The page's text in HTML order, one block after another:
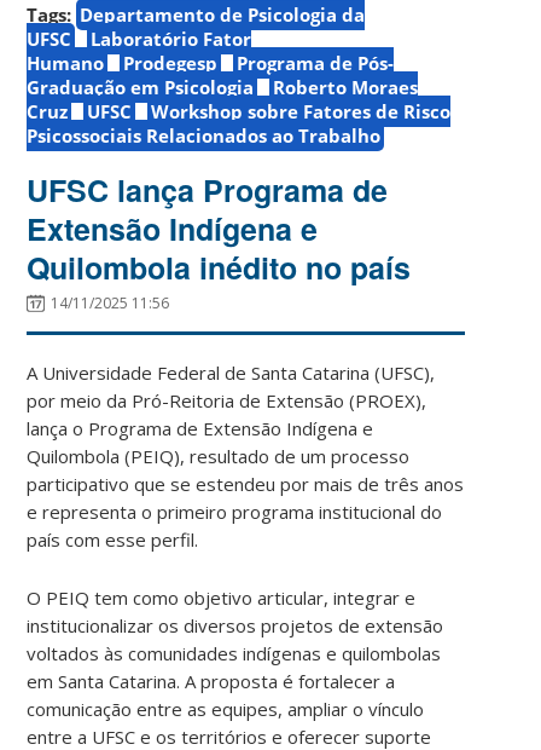
Tags: Departamento de Psicologia da
UFSC
Laboratório Fator
Humano
Prodegesp
Programa de Pós-
Graduação em Psicologia
Roberto Moraes
Cruz
UFSC
Workshop sobre Fatores de Risco
Psicossociais Relacionados ao Trabalho
UFSC lança Programa de
Extensão Indígena e
Quilombola inédito no país
14/11/2025 11:56
A Universidade Federal de Santa Catarina (UFSC),
por meio da Pró-Reitoria de Extensão (PROEX),
lança o Programa de Extensão Indígena e
Quilombola (PEIQ), resultado de um processo
participativo que se estendeu por mais de três anos
e representa o primeiro programa institucional do
país com esse perfil.
O PEIQ tem como objetivo articular, integrar e
institucionalizar os diversos projetos de extensão
voltados às comunidades indígenas e quilombolas
em Santa Catarina. A proposta é fortalecer a
comunicação entre as equipes, ampliar o vínculo
entre a UFSC e os territórios e oferecer suporte